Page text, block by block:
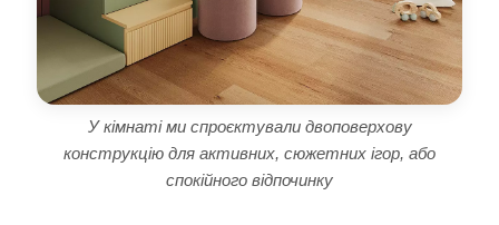
У кімнаті ми спроєктували двоповерхову
конструкцію для активних, сюжетних ігор, або
спокійного відпочинку